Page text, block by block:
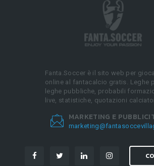
Fanta.Soccer è il sito web per
online al fantacalcio gratis. Leghe
leghe pubbliche, probabili
live, statistiche, quotazioni
MARKETING E